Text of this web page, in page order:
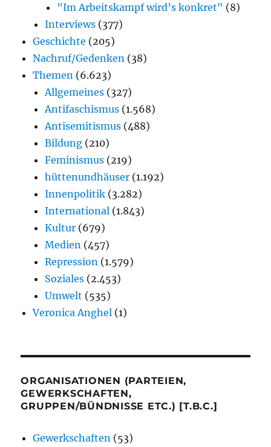
"Im Arbeitskampf wird’s konkret" (8)
Interviews (377)
Geschichte (205)
Nachruf/Gedenken (38)
Themen (6.623)
Allgemeines (327)
Antifaschismus (1.568)
Antisemitismus (488)
Bildung (210)
Feminismus (219)
hüttenundhäuser (1.192)
Innenpolitik (3.282)
International (1.843)
Kultur (679)
Medien (457)
Repression (1.579)
Soziales (2.453)
Umwelt (535)
Veronica Anghel (1)
ORGANISATIONEN (PARTEIEN,
GEWERKSCHAFTEN,
GRUPPEN/BÜNDNISSE ETC.) [T.B.C.]
Gewerkschaften (53)